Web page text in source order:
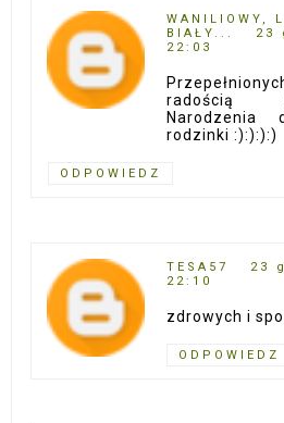
WANILIOWY,
BIAŁY...
23
22:03
radością
Narodzenia
rodzinki :):):):)
ODPOWIEDZ
TESA57
23
22:10
zdrowych i
ODPOWIEDZ